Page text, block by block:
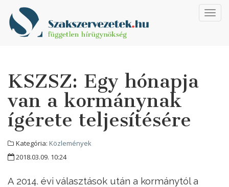
KSZSZ: Egy hónapja
van a kormánynak
ígérete teljesítésére
Kategória: Közlemények
2018.03.09. 10:24
A 2014. évi választások után a kormánytól a